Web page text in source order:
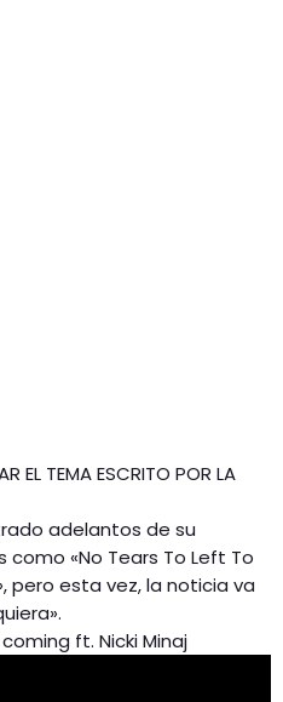
EL TEMA ESCRITO POR LA
adelantos de su
«No Tears To Left To
pero esta vez, la noticia va
ft. Nicki Minaj